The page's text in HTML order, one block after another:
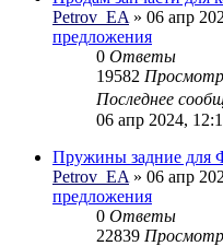
Petrov_EA » 06 апр
предложения
0 Ответы
19582
Последнее
06 апр 2024,
Пружины задние для
Petrov_EA » 06 апр
предложения
0 Ответы
22839